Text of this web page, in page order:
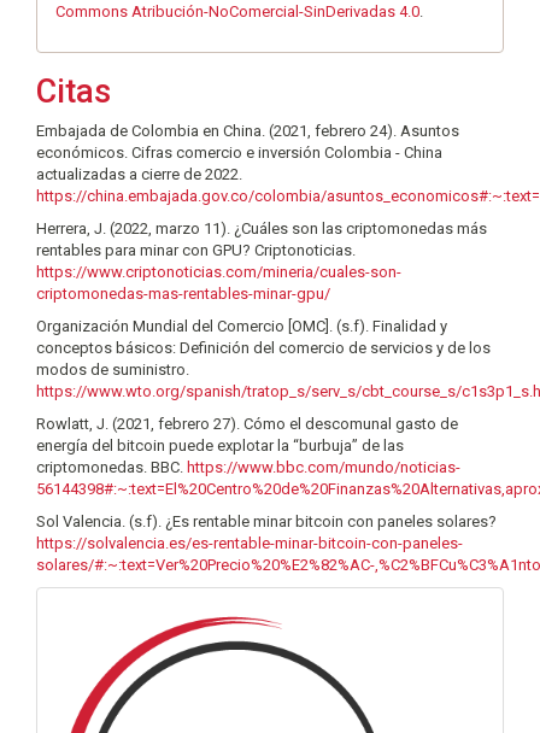
Commons Atribución-NoComercial-SinDerivadas 4.0
Citas
Embajada de Colombia en China. (2021, febrero 24). Asuntos
económicos. Cifras comercio e inversión Colombia - China
actualizadas a cierre de 2022.
https://china.embajada.gov.co/colombia/
Herrera, J. (2022, marzo 11). ¿Cuáles son las criptomonedas más
rentables para minar con GPU? Criptonoticias.
https://www.criptonoticias.com/mineria/cuales-son-
criptomonedas-mas-rentables-minar-gpu/
Organización Mundial del Comercio [OMC]. (s.f). Finalidad y
conceptos básicos: Definición del comercio de servicios y de los
modos de suministro.
https://www.wto.org/spanish/tratop_s/serv_s/cbt_course_s/
Rowlatt, J. (2021, febrero 27). Cómo el descomunal gasto de
energía del bitcoin puede explotar la “burbuja” de las
criptomonedas. BBC. https://www.bbc.com/mundo/noticias-
Sol Valencia. (s.f). ¿Es rentable minar bitcoin con paneles solares?
https://solvalencia.es/es-rentable-minar-bitcoin-con-paneles-
solares/#:~:text=Ver%20Precio%20%E2%82%AC-